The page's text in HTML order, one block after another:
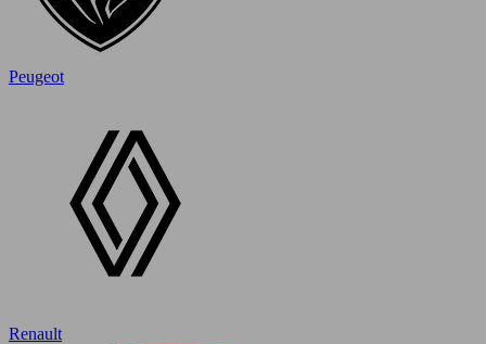
Peugeot
Renault